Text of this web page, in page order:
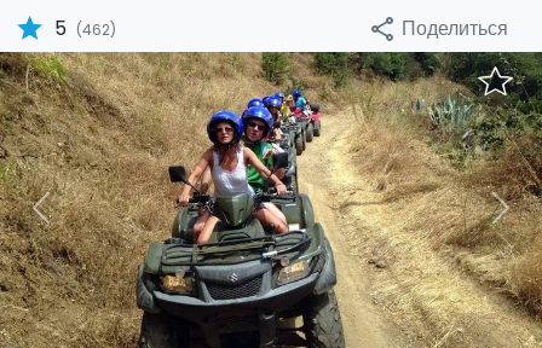
star 5 (462) share Поделиться
Previous Next